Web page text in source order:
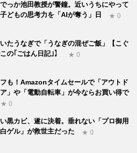
っか池田教授が警鐘。近いうちにやって
どもの思考力を「AIが奪う」日
★ 0
たうなぎで「うなぎの混ぜご飯」【こぐ
の｢ごはん日記｣】
★ 0
も！Amazonタイムセールで「アウトド
」や「電動自転車」が今ならお買い得で
★ 0
黒カビ、遂に決着。垂れない「プロ御用
ゲル」が救世主だった
★ 0